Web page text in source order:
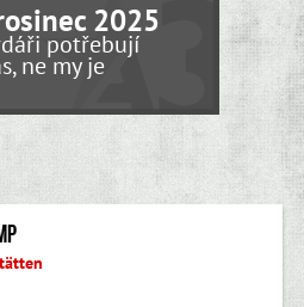
2025
potřebují
ne my je